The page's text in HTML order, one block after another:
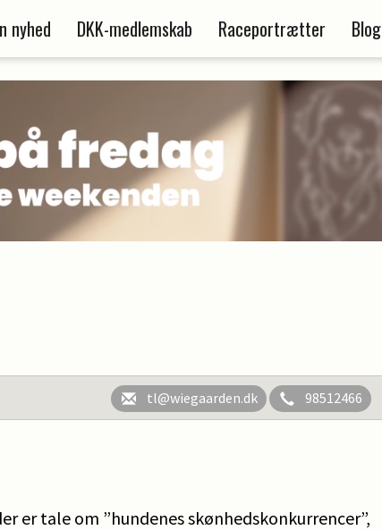
nyhed DKK-medlemskab Raceportrætter Blog
tl@wiegaarden.dk 98512466
er tale om ”hundenes skønhedskonkurrencer”,